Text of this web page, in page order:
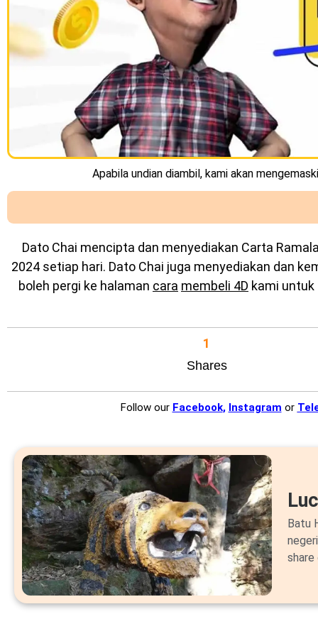
Apabila undian diambil, kami akan
Dato Chai mencipta dan menyediakan Carta
2024 setiap hari. Dato Chai juga menyediakan dan
boleh pergi ke halaman cara membeli 4D kami untuk
Shares
1
Follow our Facebook, Instagram or
Batu
share